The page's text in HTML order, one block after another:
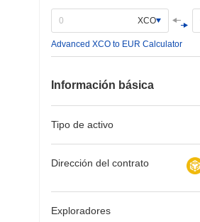
XCO
Advanced XCO to EUR Calculator
Información básica
Tipo de activo
Dirección del contrato
Exploradores